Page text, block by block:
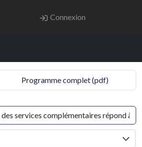
Connexion
Programme complet (pdf)